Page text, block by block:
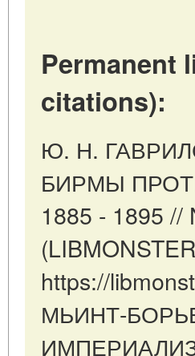
Permanent
citations):
Ю. Н.
БИРМЫ
1885 - 1895 //
https://
МЬИНТ-